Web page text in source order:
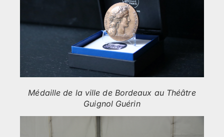
Médaille de la ville de Bordeaux au Théâtre
Guignol Guérin